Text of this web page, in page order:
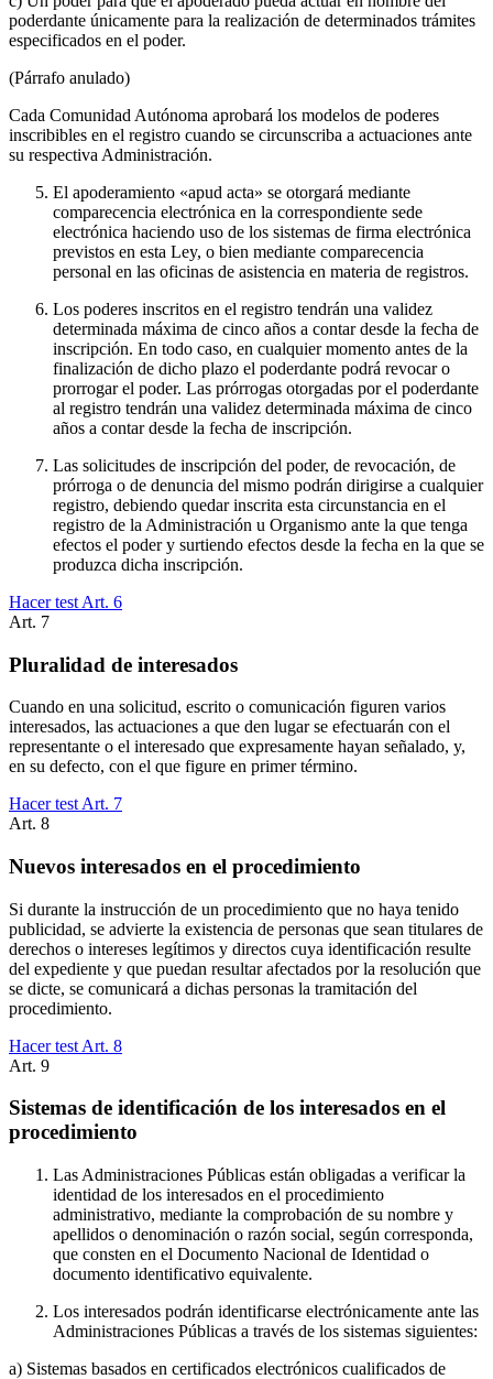
poderdante únicamente para la realización de determinados trámites
especificados en el poder.
(Párrafo anulado)
Cada Comunidad Autónoma aprobará los modelos de poderes
inscribibles en el registro cuando se circunscriba a actuaciones ante
su respectiva Administración.
El apoderamiento «apud acta» se otorgará mediante
comparecencia electrónica en la correspondiente sede
electrónica haciendo uso de los sistemas de firma electrónica
previstos en esta Ley, o bien mediante comparecencia
personal en las oficinas de asistencia en materia de registros.
Los poderes inscritos en el registro tendrán una validez
determinada máxima de cinco años a contar desde la fecha de
inscripción. En todo caso, en cualquier momento antes de la
finalización de dicho plazo el poderdante podrá revocar o
prorrogar el poder. Las prórrogas otorgadas por el poderdante
al registro tendrán una validez determinada máxima de cinco
años a contar desde la fecha de inscripción.
Las solicitudes de inscripción del poder, de revocación, de
prórroga o de denuncia del mismo podrán dirigirse a cualquier
registro, debiendo quedar inscrita esta circunstancia en el
registro de la Administración u Organismo ante la que tenga
efectos el poder y surtiendo efectos desde la fecha en la que se
produzca dicha inscripción.
Hacer test Art. 6
Art. 7
Pluralidad de interesados
Cuando en una solicitud, escrito o comunicación figuren varios
interesados, las actuaciones a que den lugar se efectuarán con el
representante o el interesado que expresamente hayan señalado, y,
en su defecto, con el que figure en primer término.
Hacer test Art. 7
Art. 8
Nuevos interesados en el procedimiento
Si durante la instrucción de un procedimiento que no haya tenido
publicidad, se advierte la existencia de personas que sean titulares de
derechos o intereses legítimos y directos cuya identificación resulte
del expediente y que puedan resultar afectados por la resolución que
se dicte, se comunicará a dichas personas la tramitación del
procedimiento.
Hacer test Art. 8
Art. 9
Sistemas de identificación de los interesados en el
procedimiento
Las Administraciones Públicas están obligadas a verificar la
identidad de los interesados en el procedimiento
administrativo, mediante la comprobación de su nombre y
apellidos o denominación o razón social, según corresponda,
que consten en el Documento Nacional de Identidad o
documento identificativo equivalente.
Los interesados podrán identificarse electrónicamente ante las
Administraciones Públicas a través de los sistemas siguientes:
a) Sistemas basados en certificados electrónicos cualificados de